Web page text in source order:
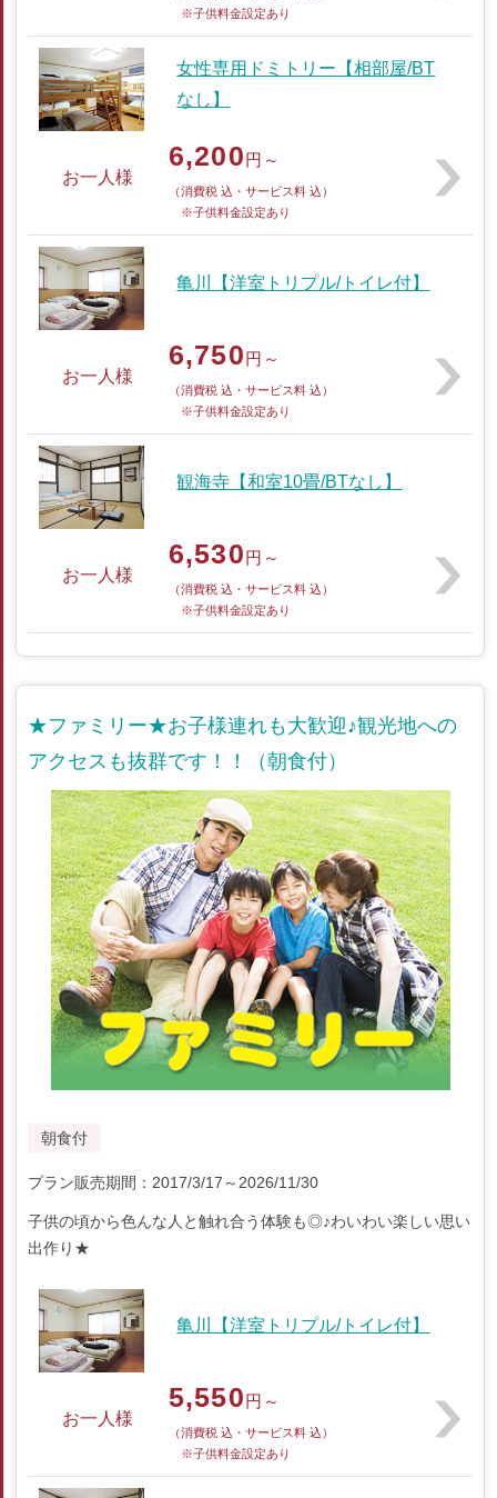
※子供料金設定あり
女性専用ドミトリー【相部屋/BT
なし】
お一人様
6,200円～
（消費税 込・サービス料 込）
※子供料金設定あり
亀川【洋室トリプル/トイレ付】
お一人様
6,750円～
（消費税 込・サービス料 込）
※子供料金設定あり
観海寺【和室10畳/BTなし】
お一人様
6,530円～
（消費税 込・サービス料 込）
※子供料金設定あり
★ファミリー★お子様連れも大歓迎♪観光地への
アクセスも抜群です！！（朝食付）
朝食付
プラン販売期間：2017/3/17～2026/11/30
子供の頃から色んな人と触れ合う体験も◎♪わいわい楽しい思い
出作り★
亀川【洋室トリプル/トイレ付】
お一人様
5,550円～
（消費税 込・サービス料 込）
※子供料金設定あり